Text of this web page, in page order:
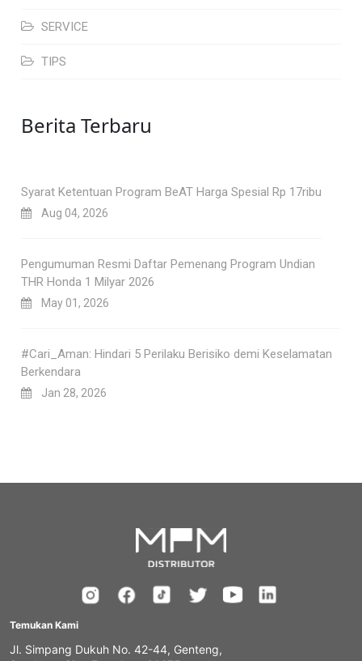
SERVICE
TIPS
Berita Terbaru
Syarat Ketentuan Program BeAT Harga Spesial Rp 17ribu
Aug 04, 2026
Pengumuman Resmi Daftar Pemenang Program Undian
THR Honda 1 Milyar 2026
May 01, 2026
#Cari_Aman: Hindari 5 Perilaku Berisiko demi Keselamatan
Berkendara
Jan 28, 2026
Temukan Kami
Jl. Simpang Dukuh No. 42-44, Genteng,